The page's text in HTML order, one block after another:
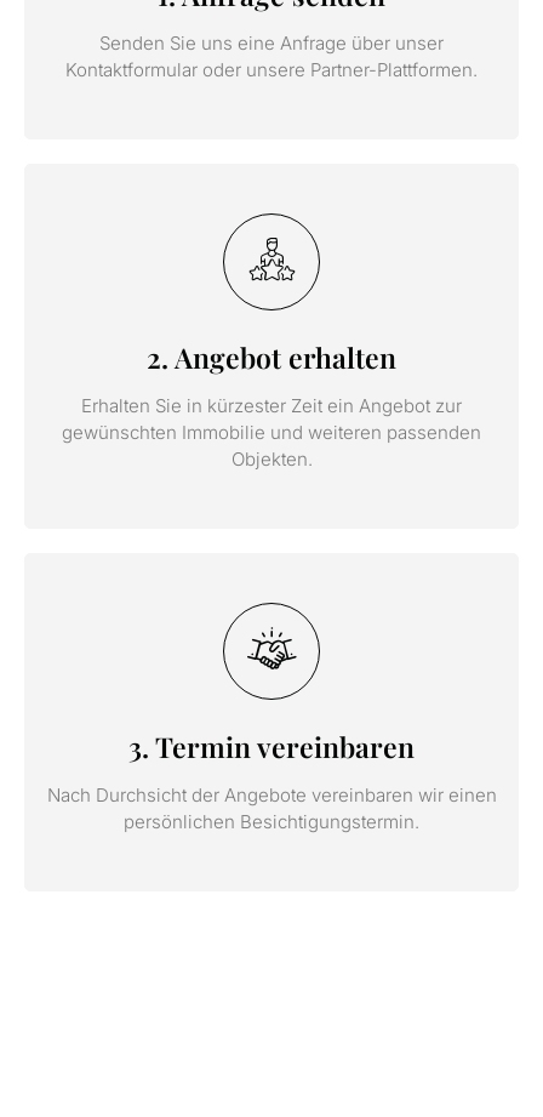
Senden Sie uns eine Anfrage über unser
Kontaktformular oder unsere Partner-Plattformen.
2. Angebot erhalten
Erhalten Sie in kürzester Zeit ein Angebot zur
gewünschten Immobilie und weiteren passenden
Objekten.
3. Termin vereinbaren
Nach Durchsicht der Angebote vereinbaren wir einen
persönlichen Besichtigungstermin.